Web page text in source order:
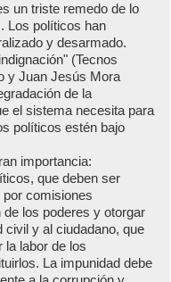
un triste remedo de lo
Los políticos han
y desarmado.
(Tecnos
y Juan Jesús Mora
de la
el sistema necesita para
políticos estén bajo
importancia:
que deben ser
comisiones
los poderes y otorgar
civil y al ciudadano, que
la labor de los
La impunidad debe